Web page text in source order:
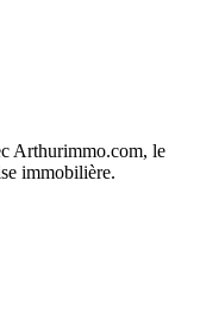
Arthurimmo.com, le
immobilière.